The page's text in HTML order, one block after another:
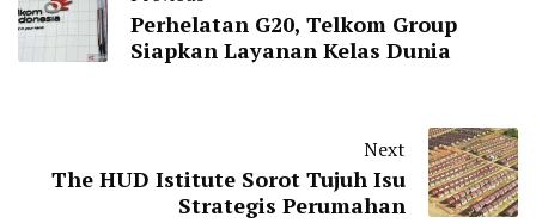
Perhelatan G20, Telkom Group
Siapkan Layanan Kelas Dunia
Next
The HUD Istitute Sorot Tujuh Isu
Strategis Perumahan